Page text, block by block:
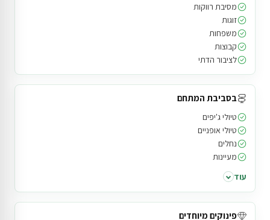
מסיבת רווקות
זוגות
משפחות
קבוצות
לציבור הדתי
בסביבת המתחם
טיולי ג'יפים
טיולי אופניים
נחלים
מעיינות
עוד
פינוקים מיוחדים